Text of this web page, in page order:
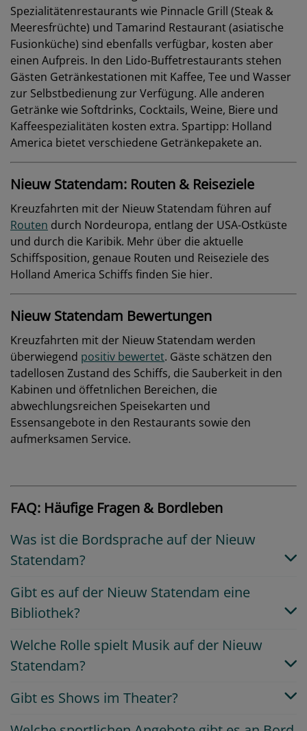
Spezialitätenrestaurants wie Pinnacle Grill (Steak &
Meeresfrüchte) und Tamarind Restaurant (asiatische
Fusionküche) sind ebenfalls verfügbar, kosten aber
einen Aufpreis. In den Lido-Buffetrestaurants stehen
Gästen Getränkestationen mit Kaffee, Tee und Wasser
zur Selbstbedienung zur Verfügung. Alle anderen
Getränke wie Softdrinks, Cocktails, Weine, Biere und
Kaffeespezialitäten kosten extra. Spartipp: Holland
America bietet verschiedene Getränkepakete an.
Nieuw Statendam: Routen & Reiseziele
Kreuzfahrten mit der Nieuw Statendam führen auf
Routen durch Nordeuropa, entlang der USA-Ostküste
und durch die Karibik. Mehr über die aktuelle
Schiffsposition, genaue Routen und Reiseziele des
Holland America Schiffs finden Sie hier.
Nieuw Statendam Bewertungen
Kreuzfahrten mit der Nieuw Statendam werden
überwiegend positiv bewertet. Gäste schätzen den
tadellosen Zustand des Schiffs, die Sauberkeit in den
Kabinen und öffetnlichen Bereichen, die
abwechlungsreichen Speisekarten und
Essensangebote in den Restaurants sowie den
aufmerksamen Service.
FAQ: Häufige Fragen & Bordleben
Was ist die Bordsprache auf der Nieuw
Statendam?
Gibt es auf der Nieuw Statendam eine
Bibliothek?
Welche Rolle spielt Musik auf der Nieuw
Statendam?
Gibt es Shows im Theater?